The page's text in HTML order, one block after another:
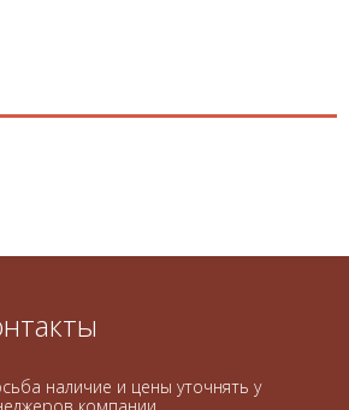
наличие и цены уточнять у